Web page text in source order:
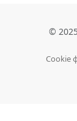
©
Cookie